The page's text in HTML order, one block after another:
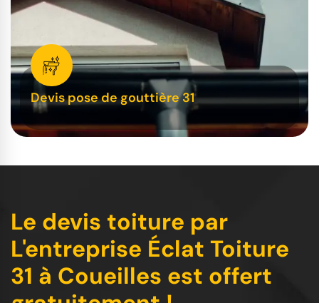
Devis pose de gouttière 31
Le devis toiture par
L'entreprise Éclat Toiture
31 à Coueilles est offert